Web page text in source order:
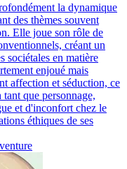
la dynamique
des thèmes souvent
Elle joue son rôle de
créant un
sociétales en matière
enjoué mais
affection et séduction, ce
que personnage,
et d'inconfort chez le
éthiques de ses